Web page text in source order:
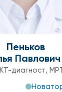
Пеньков
Павлович
КТ-диагност,